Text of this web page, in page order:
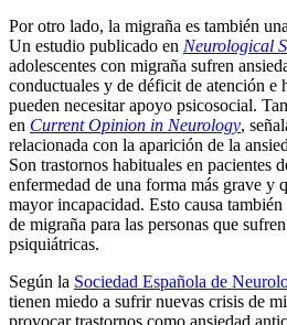
Por otro lado, la migraña es también
Un estudio publicado en Neurological
adolescentes con migraña sufren
conductuales y de déficit de atención e
pueden necesitar apoyo psicosocial.
en Current Opinion in Neurology,
relacionada con la aparición de la
Son trastornos habituales en pacientes
enfermedad de una forma más grave y
mayor incapacidad. Esto causa
de migraña para las personas que
psiquiátricas.
Según la Sociedad Española de
tienen miedo a sufrir nuevas crisis de